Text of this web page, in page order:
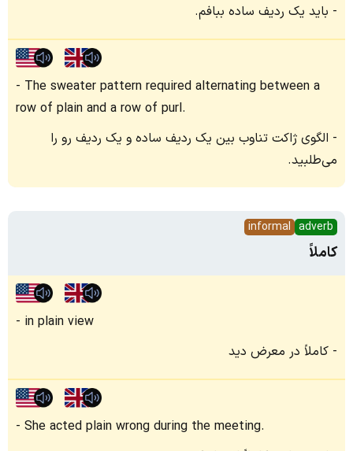
باید یک ردیف ساده ببافم.
The sweater pattern required alternating between a
row of plain and a row of purl.
الگوی ژاکت تناوب بین یک ردیف ساده و یک ردیف رو را
می‌طلبید.
adverb
informal
کاملاً
in plain view
کاملاً در معرض دید
She acted plain wrong during the meeting.